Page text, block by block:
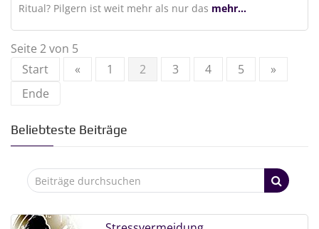
Ritual? Pilgern ist weit mehr als nur das mehr...
Seite 2 von 5
Start
« 1 2 3 4 5
»
Ende
Beliebteste Beiträge